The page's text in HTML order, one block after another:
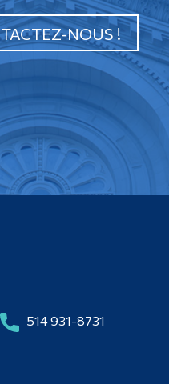
NOUS !
514 931-8731